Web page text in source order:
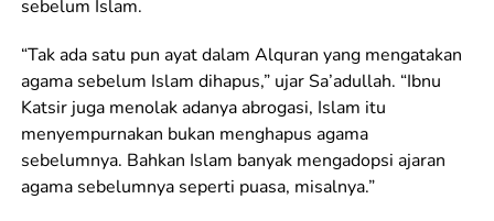
sebelum Islam.
“Tak ada satu pun ayat dalam Alquran yang mengatakan
agama sebelum Islam dihapus,” ujar Sa’adullah. “Ibnu
Katsir juga menolak adanya abrogasi, Islam itu
menyempurnakan bukan menghapus agama
sebelumnya. Bahkan Islam banyak mengadopsi ajaran
agama sebelumnya seperti puasa, misalnya.”